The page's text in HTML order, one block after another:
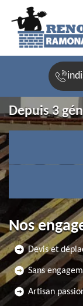
Depuis 3
Nos
Devis et
Sans
Artisan